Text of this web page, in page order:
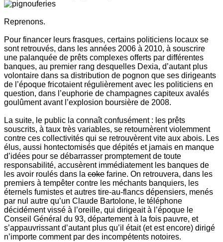
Reprenons.
Pour financer leurs frasques, certains politiciens locaux se
sont retrouvés, dans les années 2006 à 2010, à souscrire
une palanquée de prêts complexes offerts par différentes
banques, au premier rang desquelles Dexia, d’autant plus
volontaire dans sa distribution de pognon que ses dirigeants
de l’époque fricotaient régulièrement avec les politiciens en
question, dans l’euphorie de champagnes capiteux avalés
goulûment avant l’explosion boursière de 2008.
La suite, le public la connaît confusément : les prêts
souscrits, à taux très variables, se retournèrent violemment
contre ces collectivités qui se retrouvèrent vite aux abois. Les
élus, aussi hontectomisés que dépités et jamais en manque
d’idées pour se débarrasser promptement de toute
responsabilité, accusèrent immédiatement les banques de
les avoir roulés dans la coke farine. On retrouvera, dans les
premiers à tempêter contre les méchants banquiers, les
éternels fumistes et autres tire-au-flancs dépensiers, menés
par nul autre qu’un Claude Bartolone, le téléphone
décidément vissé à l’oreille, qui dirigeait à l’époque le
Conseil Général du 93, département à la fois pauvre, et
s’appauvrissant d’autant plus qu’il était (et est encore) dirigé
n’importe comment par des incompétents notoires.